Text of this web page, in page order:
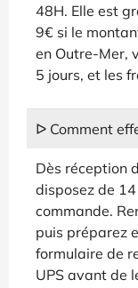
48H. Elle est
9€ si le
en Outre-Mer,
5 jours, et les
ᐅ Comment
Dès réception
disposez de
commande.
puis préparez
formulaire de
UPS avant de